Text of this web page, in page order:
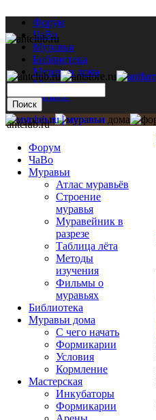
Форум
ЧаВо
Муравьи
Библиотека
Муравьи дома
Мастерская
Каталог
antclub.ru
Форум
ЧаВо
Муравьи
Атлас муравьёв
Строение
муравья
Муравейник в
разрезе
Таблица лёта
Методы
изучения
Фильмы о
муравьях
Библиотека
Муравьи дома
С чего начать
Формикарии
Условия
Кормление
Мастерская
Инкубаторы
Формикарии